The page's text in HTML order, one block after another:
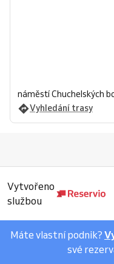
náměstí Chuchelských
Vyhledání trasy
Vytvořeno
službou
Máte vlastní podnik?
své